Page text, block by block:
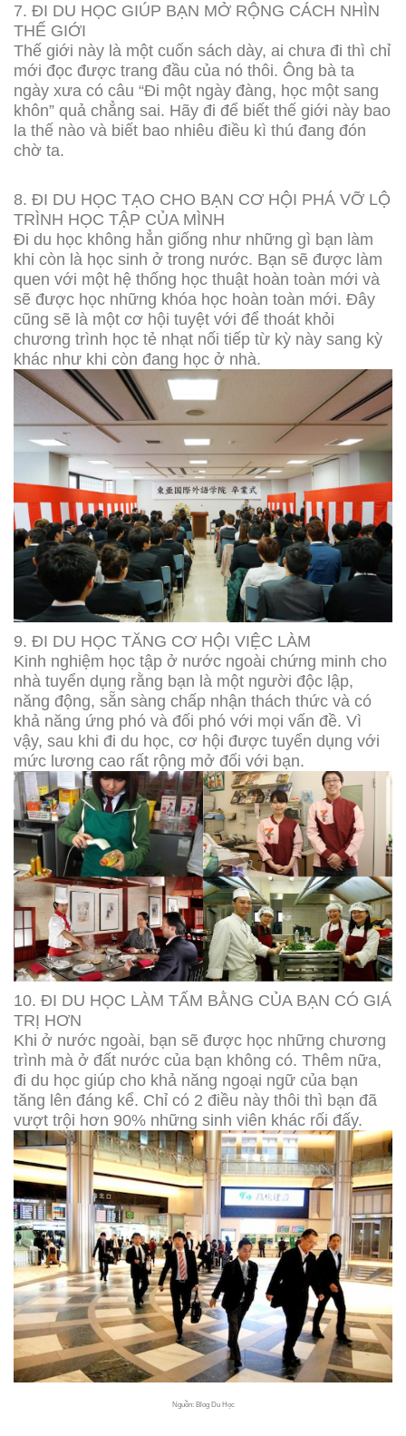
7. ĐI DU HỌC GIÚP BẠN MỞ RỘNG CÁCH NHÌN
THẾ GIỚI
Thế giới này là một cuốn sách dày, ai chưa đi thì chỉ
mới đọc được trang đầu của nó thôi. Ông bà ta
ngày xưa có câu “Đi một ngày đàng, học một sang
khôn” quả chẳng sai. Hãy đi để biết thế giới này bao
la thế nào và biết bao nhiêu điều kì thú đang đón
chờ ta.
8. ĐI DU HỌC TẠO CHO BẠN CƠ HỘI PHÁ VỠ LỘ
TRÌNH HỌC TẬP CỦA MÌNH
Đi du học không hẳn giống như những gì bạn làm
khi còn là học sinh ở trong nước. Bạn sẽ được làm
quen với một hệ thống học thuật hoàn toàn mới và
sẽ được học những khóa học hoàn toàn mới. Đây
cũng sẽ là một cơ hội tuyệt với để thoát khỏi
chương trình học tẻ nhạt nối tiếp từ kỳ này sang kỳ
khác như khi còn đang học ở nhà.
9. ĐI DU HỌC TĂNG CƠ HỘI VIỆC LÀM
Kinh nghiệm học tập ở nước ngoài chứng minh cho
nhà tuyển dụng rằng bạn là một người độc lập,
năng động, sẵn sàng chấp nhận thách thức và có
khả năng ứng phó và đối phó với mọi vấn đề. Vì
vậy, sau khi đi du học, cơ hội được tuyển dụng với
mức lương cao rất rộng mở đối với bạn.
10. ĐI DU HỌC LÀM TẤM BẰNG CỦA BẠN CÓ GIÁ
TRỊ HƠN
Khi ở nước ngoài, bạn sẽ được học những chương
trình mà ở đất nước của bạn không có. Thêm nữa,
đi du học giúp cho khả năng ngoại ngữ của bạn
tăng lên đáng kể. Chỉ có 2 điều này thôi thì bạn đã
vượt trội hơn 90% những sinh viên khác rối đấy.
Nguồn: Blog Du Học